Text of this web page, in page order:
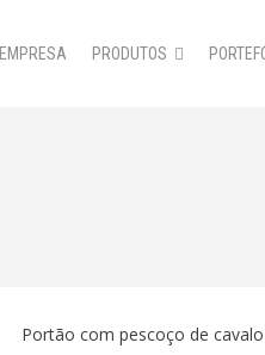
EMPRESA PRODUTOS
Portão com pescoço de